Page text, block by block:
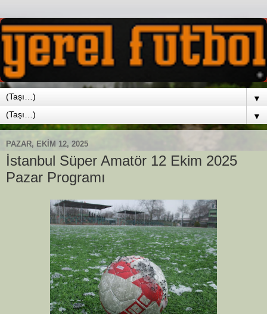
▼
▼
PAZAR, EKIM 12, 2025
İstanbul Süper Amatör 12 Ekim 2025
Pazar Programı